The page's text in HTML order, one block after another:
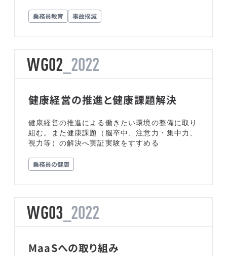
乗務員教育 事故撲減
WG02 _2022
健康経営の推進と健康課題解決
健康経営の推進による働きたい環境の整備に取り
組む。また健康課題（脳卒中、注意力・集中力、
視力等）の解決へ実証実験をすすめる
乗務員の健康
WG03 _2022
MaaSへの取り組み